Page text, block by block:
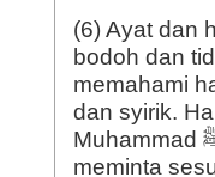
(6) Ayat dan
bodoh dan
memahami
dan syirik.
Muhammad ﷺ tidak menghukumi kafir kepada mereka yang
meminta